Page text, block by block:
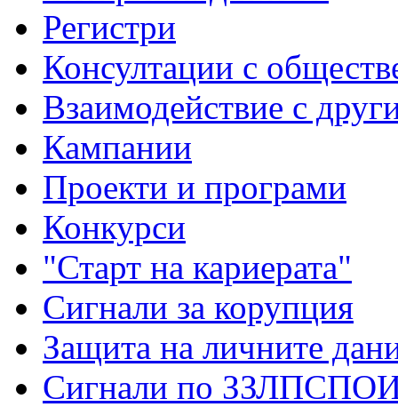
Регистри
Консултации с
Взаимодействие с
Кампании
Проекти и програми
Конкурси
"Старт на кариерата"
Сигнали за корупция
Защита на личните
Сигнали по